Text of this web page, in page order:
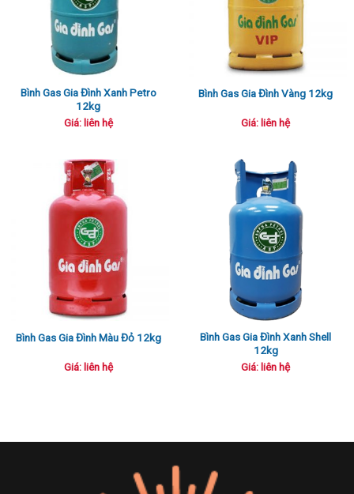
Bình Gas Gia Đình Xanh Petro
12kg
Giá: liên hệ
Bình Gas Gia Đình Vàng 12kg
Giá: liên hệ
Bình Gas Gia Đình Màu Đỏ 12kg
Giá: liên hệ
Bình Gas Gia Đình Xanh Shell
12kg
Giá: liên hệ